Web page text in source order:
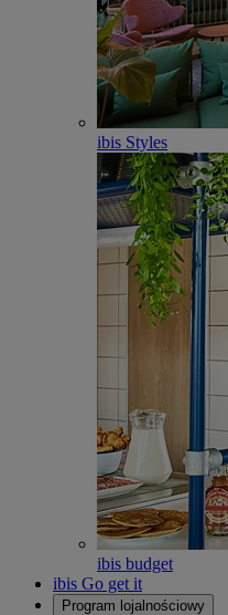
ibis Styles
ibis budget
ibis Go get it
Program lojalnościowy